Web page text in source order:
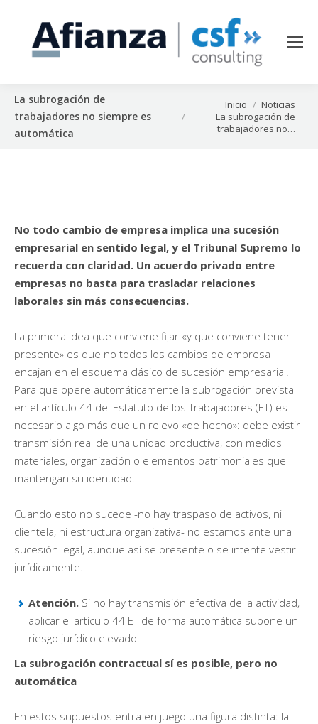
La subrogación de
trabajadores no siempre es
automática
Inicio
Noticias
La subrogación de
trabajadores no…
No todo cambio de empresa implica una sucesión
empresarial en sentido legal, y el Tribunal Supremo lo
recuerda con claridad. Un acuerdo privado entre
empresas no basta para trasladar relaciones
laborales sin más consecuencias.
La primera idea que conviene fijar «y que conviene tener
presente» es que no todos los cambios de empresa
encajan en el esquema clásico de sucesión empresarial.
Para que opere automáticamente la subrogación prevista
en el artículo 44 del Estatuto de los Trabajadores (ET) es
necesario algo más que un relevo «de hecho»: debe existir
transmisión real de una unidad productiva, con medios
materiales, organización o elementos patrimoniales que
mantengan su identidad.
Cuando esto no sucede -no hay traspaso de activos, ni
clientela, ni estructura organizativa- no estamos ante una
sucesión legal, aunque así se presente o se intente vestir
jurídicamente.
Atención. Si no hay transmisión efectiva de la actividad,
aplicar el artículo 44 ET de forma automática supone un
riesgo jurídico elevado.
La subrogación contractual sí es posible, pero no
automática
En estos supuestos entra en juego una figura distinta: la